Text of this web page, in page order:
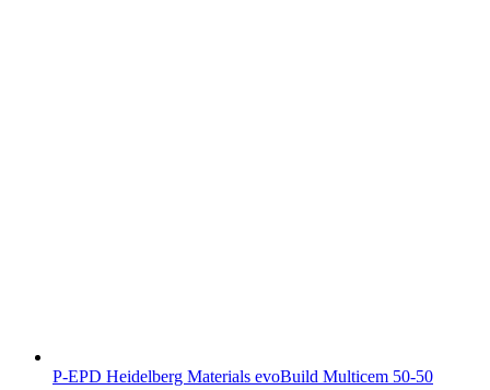
P-EPD Heidelberg Materials evoBuild Multicem 50-50